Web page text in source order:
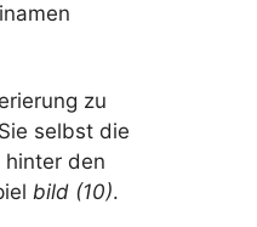
zu
selbst die
hinter den
bild (10).